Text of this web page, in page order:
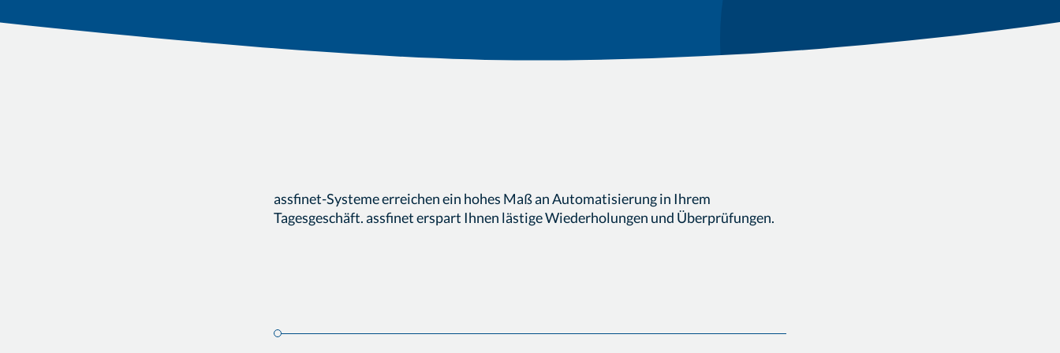
assfinet-Systeme erreichen ein hohes Maß an Automatisierung in Ihrem
Tagesgeschäft. assfinet erspart Ihnen lästige Wiederholungen und Überprüfungen.